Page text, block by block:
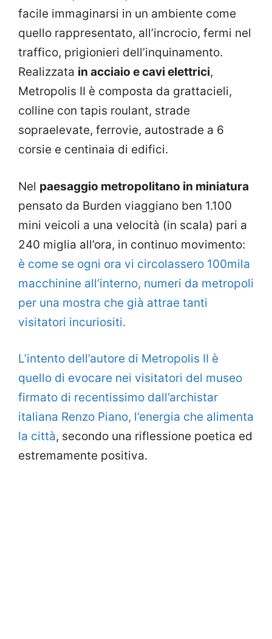
facile immaginarsi in un ambiente come
quello rappresentato, all’incrocio, fermi nel
traffico, prigionieri dell’inquinamento.
Realizzata in acciaio e cavi elettrici,
Metropolis II è composta da grattacieli,
colline con tapis roulant, strade
sopraelevate, ferrovie, autostrade a 6
corsie e centinaia di edifici.
Nel paesaggio metropolitano in miniatura
pensato da Burden viaggiano ben 1.100
mini veicoli a una velocità (in scala) pari a
240 miglia all’ora, in continuo movimento:
è come se ogni ora vi circolassero 100mila
macchinine all’interno, numeri da metropoli
per una mostra che già attrae tanti
visitatori incuriositi.
L’intento dell’autore di Metropolis II è
quello di evocare nei visitatori del museo
firmato di recentissimo dall’archistar
italiana Renzo Piano, l’energia che alimenta
la città, secondo una riflessione poetica ed
estremamente positiva.